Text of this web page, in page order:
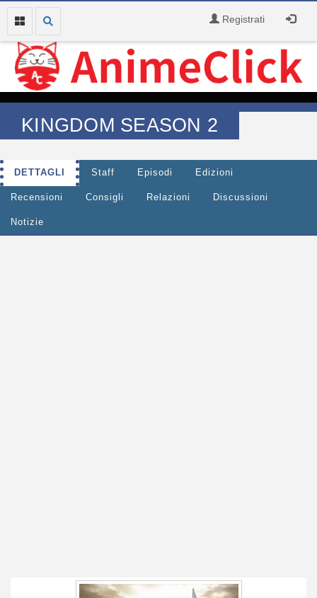
Registrati
KINGDOM SEASON 2
DETTAGLI Staff Episodi Edizioni
Recensioni Consigli Relazioni Discussioni
Notizie